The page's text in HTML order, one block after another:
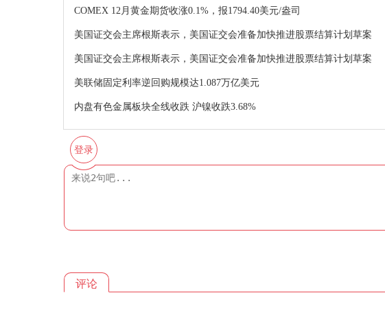
COMEX 12月黄金期货收涨0.1%，报1794.40美元/盎司
美国证交会主席根斯表示，美国证交会准备加快推进股票结算计划草案
美国证交会主席根斯表示，美国证交会准备加快推进股票结算计划草案
美联储固定利率逆回购规模达1.087万亿美元
内盘有色金属板块全线收跌 沪镍收跌3.68%
登录
评论